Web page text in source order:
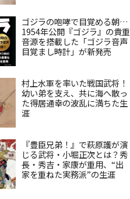
ゴジラの咆哮で目覚める朝…
1954年公開『ゴジラ』の貴重
音源を搭載した「ゴジラ音声
目覚まし時計」が新発売
村上水軍を率いた戦国武将！
幼い弟を支え、共に海へ散っ
た得居通幸の波乱に満ちた生
涯
『豊臣兄弟！』で萩原護が演
じる武将・小堀正次とは？秀
長・秀吉・家康が重用、“出
家を重ねた実務派”の生涯